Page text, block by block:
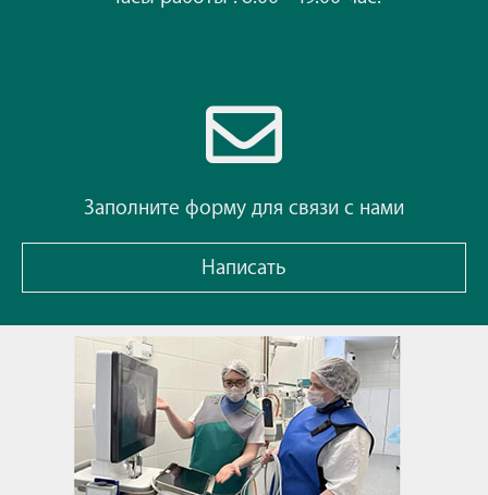
Заполните форму для связи с нами
Написать